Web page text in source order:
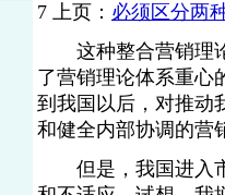
7 上页： 必须区分两
这种整合营销理论
了营销理论体系重心
到我国以后，对推动
和健全内部协调的营
但是，我国进入市